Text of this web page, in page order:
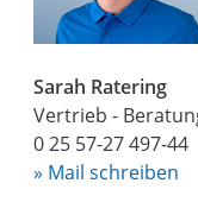
Sarah Ratering
Vertrieb -
0 25 57-27 497-44
» Mail schreiben